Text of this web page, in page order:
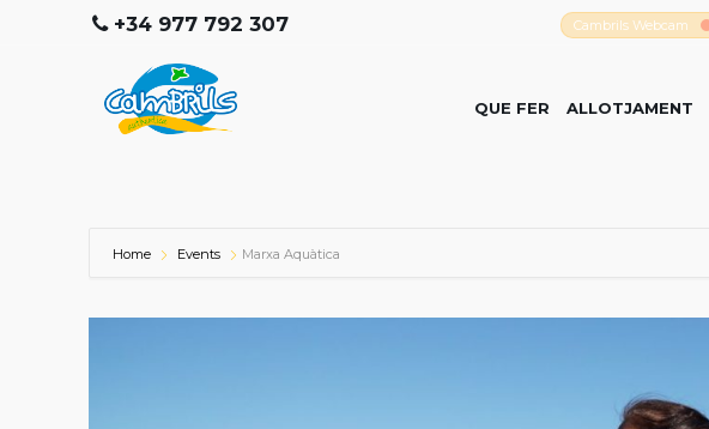
+34 977 792 307 Cambrils Webcam
QUE FER ALLOTJAMENT
Home Events Marxa Aquàtica